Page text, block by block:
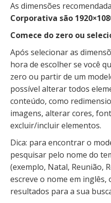
As dimensões
Corporativa são
Comece do zero ou
Após selecionar as
hora de escolher se você
zero ou partir de um
possível alterar todos
conteúdo, como
imagens, alterar cores,
excluir/incluir elementos.
Dica: para encontrar o
pesquisar pelo nome do
(exemplo, Natal, Reunião,
escreve o nome em inglês,
resultados para a sua